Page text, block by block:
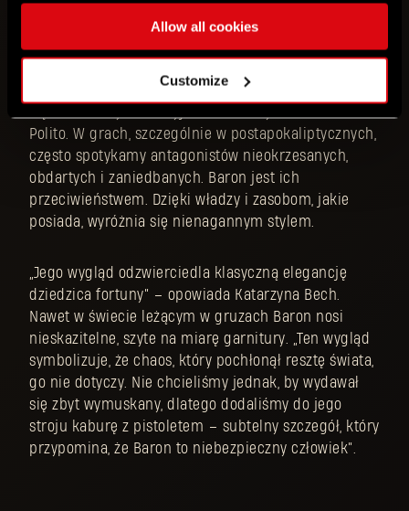
Allow all cookies
Customize
rzeczy niemożliwe.
zależało nam na stworzeniu złoczyńcy, który wyróżni
Polito. W grach, szczególnie w postapokaliptycznych,
często spotykamy antagonistów nieokrzesanych,
obdartych i zaniedbanych. Baron jest ich
przeciwieństwem. Dzięki władzy i zasobom, jakie
posiada, wyróżnia się nienagannym stylem.
„Jego wygląd odzwierciedla klasyczną elegancję
dziedzica fortuny” – opowiada Katarzyna Bech.
Nawet w świecie leżącym w gruzach Baron nosi
nieskazitelne, szyte na miarę garnitury. „Ten wygląd
symbolizuje, że chaos, który pochłonął resztę świata,
go nie dotyczy. Nie chcieliśmy jednak, by wydawał
się zbyt wymuskany, dlatego dodaliśmy do jego
stroju kaburę z pistoletem – subtelny szczegół, który
przypomina, że Baron to niebezpieczny człowiek”.